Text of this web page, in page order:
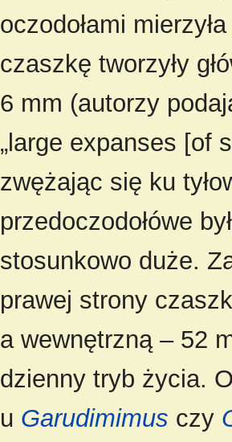
oczodołami
czaszkę tworzyły
6 mm (autorzy
„large expanses [of
zwężając się ku
przedoczodołówe
stosunkowo duże.
prawej strony
a wewnętrzną – 52
dzienny tryb życia.
u Garudimimus czy